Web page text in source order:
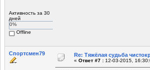
Активность за 30
дней
0%
Offline
Спортсмен79 Re: Тяжёлая судьба
« Ответ #7 : 12-03-2015,